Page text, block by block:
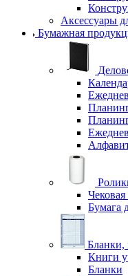
Аксессуары
Бумажная
Чековая
Бумага
Бланки,
Книги
Бланки